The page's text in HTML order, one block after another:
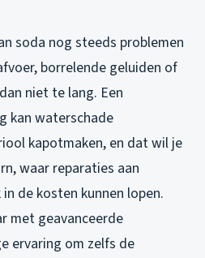
soda nog steeds problemen
borrelende geluiden of
niet te lang. Een
kan waterschade
kapotmaken, en dat wil je
waar reparaties aan
de kosten kunnen lopen.
met geavanceerde
ervaring om zelfs de